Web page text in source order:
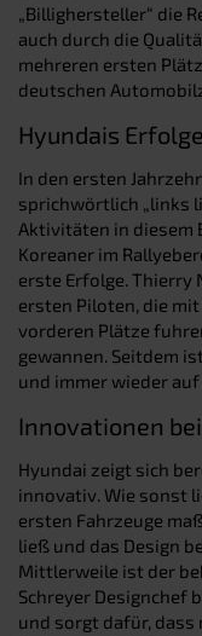
„Billighersteller“ die
auch durch die
mehreren ersten
deutschen
Hyundais
In den ersten
sprichwörtlich „links
Aktivitäten in diesem
Koreaner im
erste Erfolge. Thierry
ersten Piloten, die mit
vorderen Plätze
gewannen. Seitdem
und immer wieder
Innovationen
Hyundai zeigt sich
innovativ. Wie sonst
ersten Fahrzeuge
ließ und das Design
Mittlerweile ist der
Schreyer Designchef
und sorgt dafür, dass